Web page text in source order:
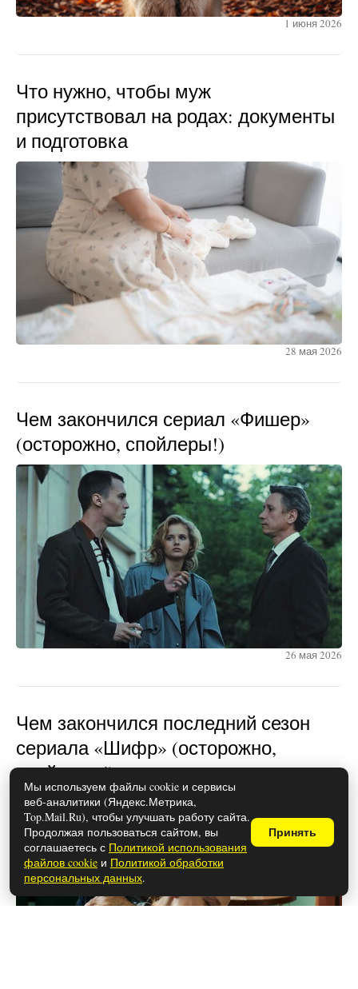
1 июня 2026
Что нужно, чтобы муж
присутствовал на родах: документы
и подготовка
28 мая 2026
Чем закончился сериал «Фишер»
(осторожно, спойлеры!)
26 мая 2026
Чем закончился последний сезон
сериала «Шифр» (осторожно,
спойлеры!)
Мы используем файлы cookie и сервисы
веб-аналитики (Яндекс.Метрика,
Top.Mail.Ru), чтобы улучшать работу сайта.
Продолжая пользоваться сайтом, вы
соглашаетесь с Политикой использования
файлов cookie и Политикой обработки
персональных данных.
Принять